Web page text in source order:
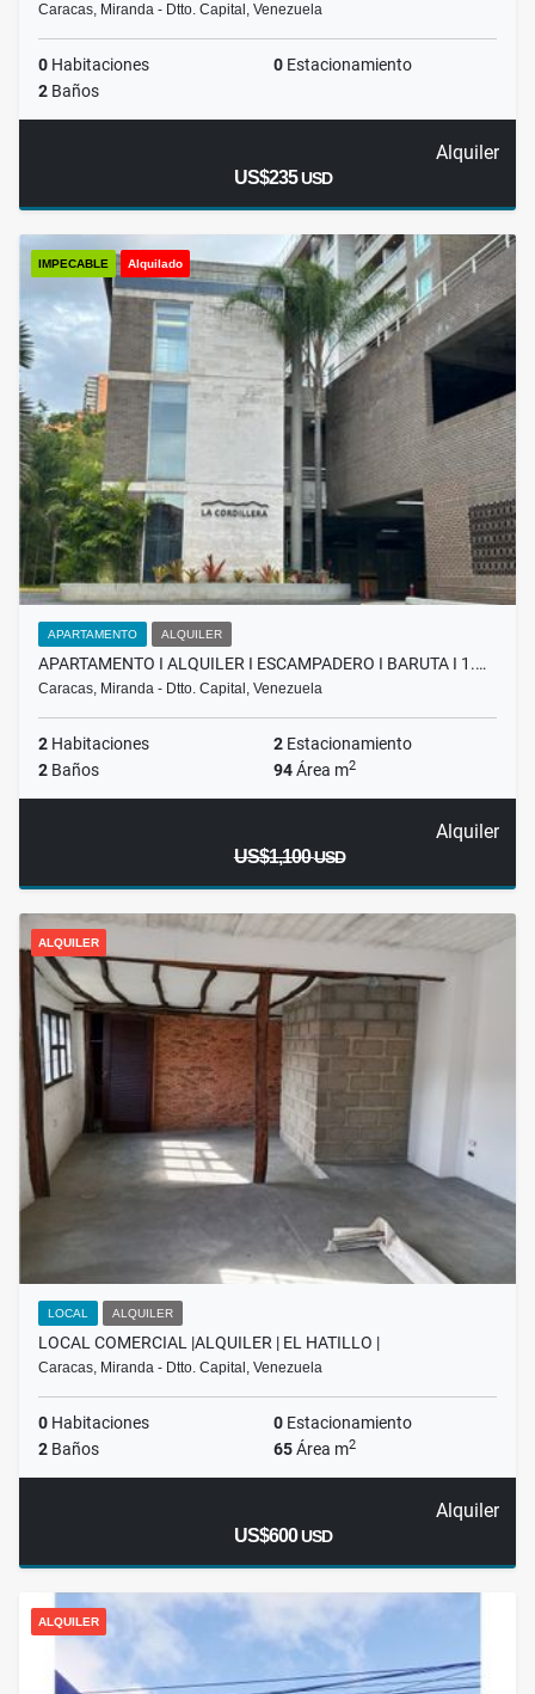
Caracas, Miranda - Dtto. Capital, Venezuela
0 Habitaciones 0 Estacionamiento
2 Baños
Alquiler
US$235USD
IMPECABLE Alquilado
APARTAMENTO ALQUILER
APARTAMENTO I ALQUILER I ESCAMPADERO I BARUTA I 1.…
Caracas, Miranda - Dtto. Capital, Venezuela
2 Habitaciones 2 Estacionamiento
2 Baños 94Área m2
Alquiler
US$1,100USD
ALQUILER
LOCAL ALQUILER
LOCAL COMERCIAL |ALQUILER | EL HATILLO |
Caracas, Miranda - Dtto. Capital, Venezuela
0 Habitaciones 0 Estacionamiento
2 Baños 65Área m2
Alquiler
US$600USD
ALQUILER